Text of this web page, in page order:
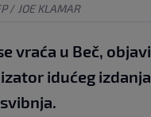
/ JOE KLAMAR
vraća u Beč,
idućeg